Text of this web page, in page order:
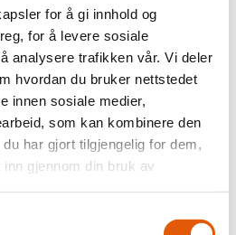
for å gi innhold og
for å levere sosiale
analysere trafikken vår. Vi deler
hvordan du bruker nettstedet
innen sosiale medier,
som kan kombinere den
har gjort tilgjengelig for dem,
gjennom din bruk av
i 1. etasje: Gang, 2 soverom, 2
skjult under trapp, stue med åpen
overbygget terrasse på ca. 6,5 m². 2.
oppholdsrom/TV-stue (alternativt
og en romslig bod. For øvrig
på ca. 9 m².